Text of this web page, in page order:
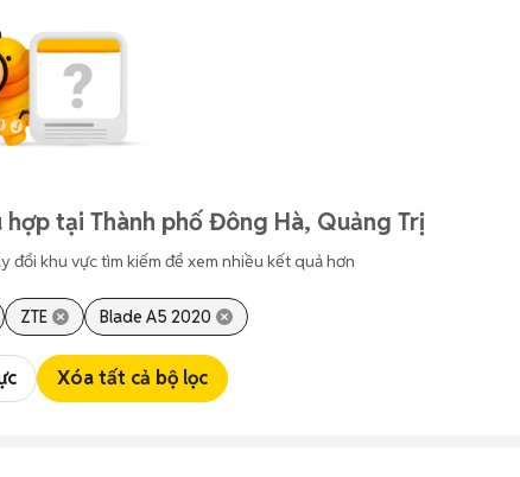
tại Thành phố Đông Hà, Quảng Trị
đổi khu vực tìm kiếm để xem nhiều kết quả hơn
ZTE Blade A5 2020
Xóa tất cả bộ lọc